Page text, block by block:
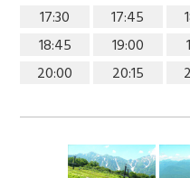
17:30
17:45
18:45
19:00
20:00
20:15